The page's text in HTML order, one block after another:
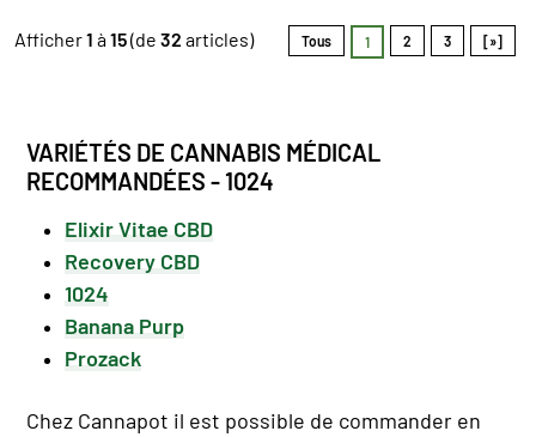
Afficher1 à15(de 32 articles) Tous 1 2 3 [»]
VARIÉTÉS DE CANNABIS MÉDICAL
RECOMMANDÉES - 1024
Elixir Vitae CBD
Recovery CBD
1024
Banana Purp
Prozack
Chez Cannapot il est possible de commander en